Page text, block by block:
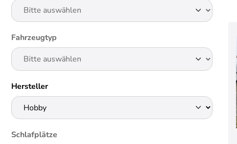
Fahrzeugtyp
Hersteller
Schlafplätze